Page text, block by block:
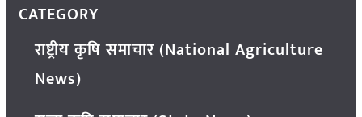
CATEGORY
राष्ट्रीय कृषि समाचार (National Agriculture
News)